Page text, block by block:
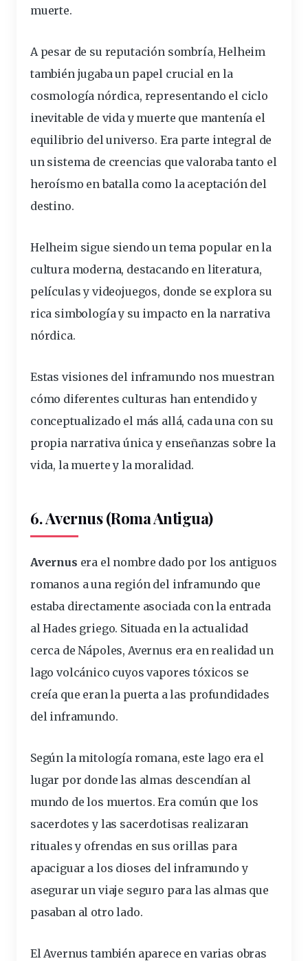
muerte.
A pesar de su reputación sombría, Helheim
también jugaba un papel crucial en la
cosmología nórdica, representando el ciclo
inevitable de vida y muerte que mantenía el
equilibrio del universo. Era parte integral de
un sistema de creencias que valoraba tanto el
heroísmo en batalla como la aceptación del
destino.
Helheim sigue siendo un tema popular en la
cultura moderna, destacando en literatura,
películas y videojuegos, donde se explora su
rica simbología y su impacto en la narrativa
nórdica.
Estas visiones del inframundo nos muestran
cómo diferentes culturas han entendido y
conceptualizado el más allá, cada una con su
propia narrativa única y enseñanzas sobre la
vida, la muerte y la moralidad.
6. Avernus (Roma Antigua)
Avernus era el nombre dado por los antiguos
romanos a una región del inframundo que
estaba directamente asociada con la entrada
al Hades griego. Situada en la actualidad
cerca de Nápoles, Avernus era en realidad un
lago volcánico cuyos vapores tóxicos se
creía que eran la puerta a las profundidades
del inframundo.
Según la mitología romana, este lago era el
lugar por donde las almas descendían al
mundo de los muertos. Era común que los
sacerdotes y las sacerdotisas realizaran
rituales y ofrendas en sus orillas para
apaciguar a los dioses del inframundo y
asegurar un viaje seguro para las almas que
pasaban al otro lado.
El Avernus también aparece en varias obras